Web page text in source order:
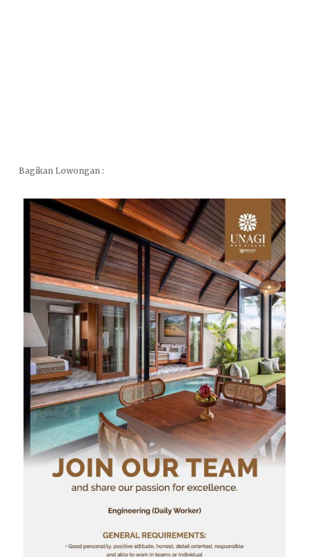
Bagikan Lowongan :